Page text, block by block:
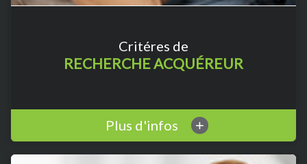
Critéres de
RECHERCHE ACQUÉREUR
Plus d'infos +